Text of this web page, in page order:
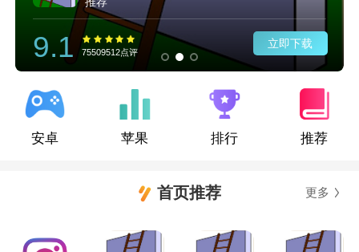
9.1 75509512点评
立即下载
安卓 苹果 排行 推荐
首页推荐 更多